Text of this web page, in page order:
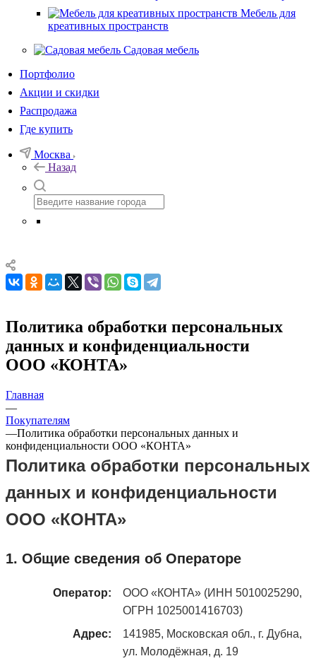
Мебель для
креативных пространств
Садовая мебель
Портфолио
Акции и скидки
Распродажа
Где купить
Москва
Назад
Политика обработки персональных
данных и конфиденциальности
ООО «КОНТА»
Главная
—
Покупателям
—Политика обработки персональных данных и
конфиденциальности ООО «КОНТА»
Политика обработки персональных
данных и конфиденциальности
ООО «КОНТА»
1. Общие сведения об Операторе
Оператор:
ООО «КОНТА» (ИНН 5010025290,
ОГРН 1025001416703)
Адрес:
141985, Московская обл., г. Дубна,
ул. Молодёжная, д. 19